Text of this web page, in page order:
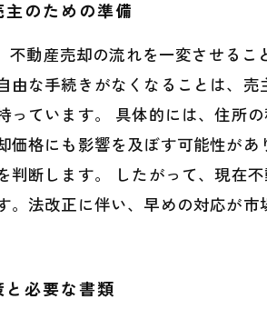
のための準備
不動産売却の流れを一変させる
由な手続きがなくなることは、
っています。 具体的には、住所
価格にも影響を及ぼす可能性が
判断します。 したがって、現在
法改正に伴い、早めの対応が
必要な書類